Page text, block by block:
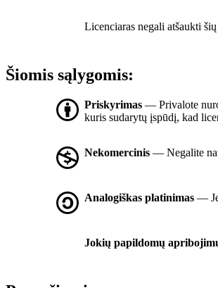
Licenciaras negali atšaukti
Šiomis sąlygomis:
Priskyrimas — Privalote
kuris sudarytų įspūdį, kad
Nekomercinis — Negalite
Analogiškas platinimas —
Jokių papildomų